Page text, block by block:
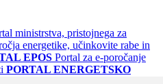
ministrstva, pristojnega za
energetike, učinkovite rabe in
EPOS Portal za e-poročanje
PORTAL ENERGETSKO